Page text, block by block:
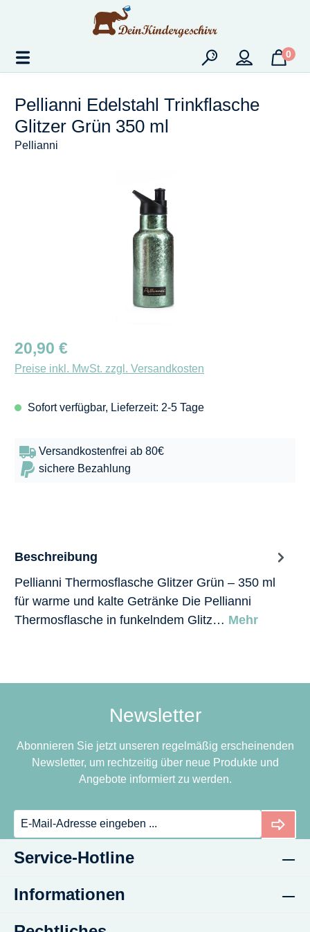
Zum Hauptinhalt springen
0
Pellianni Edelstahl Trinkflasche
Glitzer Grün 350 ml
Pellianni
Regulärer Preis:
20,90 €
Preise inkl. MwSt. zzgl. Versandkosten
Sofort verfügbar, Lieferzeit: 2-5 Tage
Versandkostenfrei ab 80€
sichere Bezahlung
Beschreibung
Pellianni Thermosflasche Glitzer Grün – 350 ml
für warme und kalte Getränke Die Pellianni
Thermosflasche in funkelndem Glitz… Mehr
Newsletter
Abonnieren Sie jetzt unseren regelmäßig erscheinenden
Newsletter, um rechtzeitig über neue Produkte und
Angebote informiert zu werden.
Service-Hotline
Informationen